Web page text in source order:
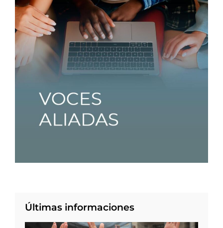
Últimas informaciones